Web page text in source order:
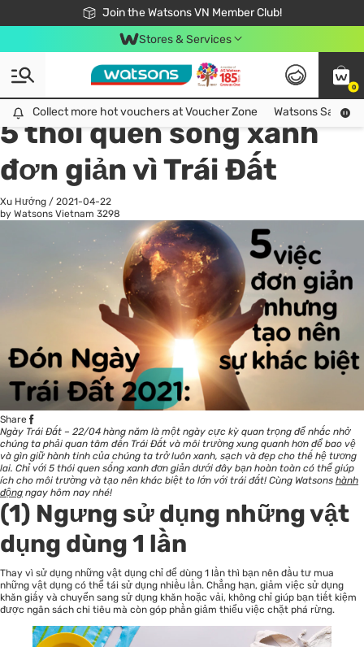
Join the Watsons VN Member Club!
Free Shipping For Order From 249,000Đ
24h Fast delivery in Hồ Chí Minh City
Stores & Services
0
Collect more hot vouchers at Voucher Zone
Collect more hot vouchers at Voucher Zone Watsons Safety
All
Chăm Sóc Cá Nhân
5 thói quen sống xanh
đơn giản vì Trái Đất
Xu Hướng / 2021-04-22
by Watsons Vietnam 3298
Share
Ngày Trái Đất – 22/04 hàng năm là một ngày cực kỳ quan trọng để nhắc nhở
chúng ta phải quan tâm đến Trái Đất và môi trường xung quanh hơn để bao vệ
và gìn giữ hành tinh của chúng ta trở luôn xanh, sạch và đẹp cho thế hệ tương
lai. Chỉ với 5 thói quen sống xanh đơn giản dưới đây bạn hoàn toàn có thể giúp
ích cho môi trường và tạo nên khác biệt to lớn với trái đất! Cùng Watsons hành
động ngay hôm nay nhé!
(1) Ngưng sử dụng những vật
dụng dùng 1 lần
Thay vì sử dụng những vật dụng chỉ để dùng 1 lần thì bạn nên đầu tư mua
những vật dụng có thể tái sử dụng nhiều lần. Chẳng hạn, giảm việc sử dụng
khăn giấy và chuyển sang sử dụng khăn hoặc vải, không chỉ giúp bạn tiết kiệm
được ngân sách chi tiêu mà còn góp phần giảm thiểu việc chặt phá rừng.